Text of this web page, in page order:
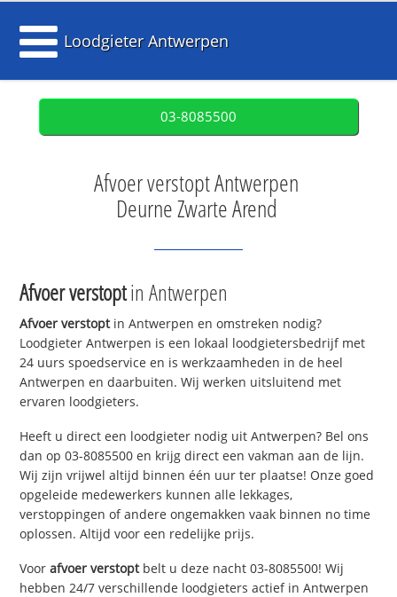
Loodgieter Antwerpen
03-8085500
Afvoer verstopt Antwerpen
Deurne Zwarte Arend
Afvoer verstoptin Antwerpen
Afvoer verstoptin Antwerpen en omstreken nodig?
Loodgieter Antwerpen is een lokaal loodgietersbedrijf met
24 uurs spoedservice en is werkzaamheden in de heel
Antwerpen en daarbuiten. Wij werken uitsluitend met
ervaren loodgieters.
Heeft u direct een loodgieter nodig uit Antwerpen? Bel ons
dan op 03-8085500 en krijg direct een vakman aan de lijn.
Wij zijn vrijwel altijd binnen één uur ter plaatse! Onze goed
opgeleide medewerkers kunnen alle lekkages,
verstoppingen of andere ongemakken vaak binnen no time
oplossen. Altijd voor een redelijke prijs.
Voorafvoer verstoptbelt u deze nacht 03-8085500! Wij
hebben 24/7 verschillende loodgieters actief in Antwerpen